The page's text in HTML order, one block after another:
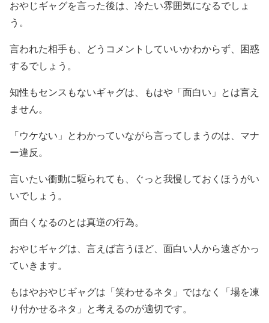
おやじギャグを言った後は、冷たい雰囲気になるでしょ
う。
言われた相手も、どうコメントしていいかわからず、困惑
するでしょう。
知性もセンスもないギャグは、もはや「面白い」とは言え
ません。
「ウケない」とわかっていながら言ってしまうのは、マナ
ー違反。
言いたい衝動に駆られても、ぐっと我慢しておくほうがい
いでしょう。
面白くなるのとは真逆の行為。
おやじギャグは、言えば言うほど、面白い人から遠ざかっ
ていきます。
もはやおやじギャグは「笑わせるネタ」ではなく「場を凍
り付かせるネタ」と考えるのが適切です。